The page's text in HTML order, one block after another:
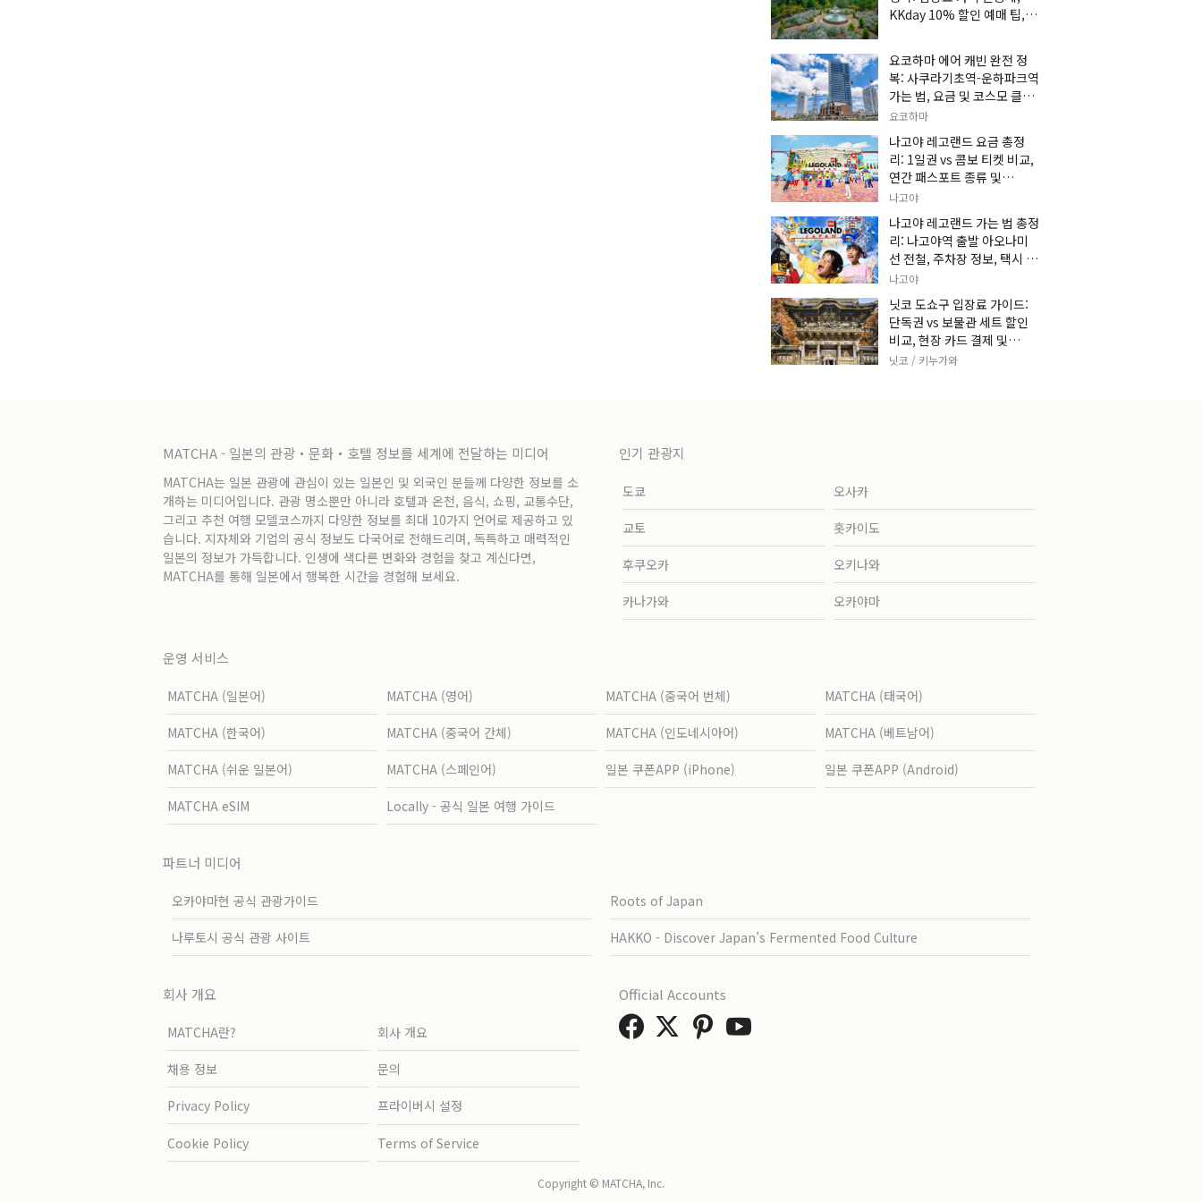
KKday 10% 할인 예매 팁, 쿠
요코하마 에어 캐빈 완전 정
복: 사쿠라기초역-운하파크역
가는 법, 요금 및 코스모 클락
세트권 할인, 추천 관광 코스
총정리
요코하마
나고야 레고랜드 요금 총정
리: 1일권 vs 콤보 티켓 비교,
연간 패스포트 종류 및
KKday 온라인 사전 할인 예
매 팁
나고야
나고야 레고랜드 가는 법 총정
리: 나고야역 출발 아오나미
선 전철, 주차장 정보, 택시 요
금 및 입장권 예약 팁
나고야
닛코 도쇼구 입장료 가이드:
단독권 vs 보물관 세트 할인
비교, 현장 카드 결제 및
KKday 사전 예매 팁
닛코 / 키누가와
MATCHA - 일본의 관광・문화・호텔 정보를 세계에 전달하는 미디어
MATCHA는 일본 관광에 관심이 있는 일본인 및 외국인 분들께 다양한 정보를 소
개하는 미디어입니다. 관광 명소뿐만 아니라 호텔과 온천, 음식, 쇼핑, 교통수단,
그리고 추천 여행 모델코스까지 다양한 정보를 최대 10가지 언어로 제공하고 있
습니다. 지자체와 기업의 공식 정보도 다국어로 전해드리며, 독특하고 매력적인
일본의 정보가 가득합니다. 인생에 색다른 변화와 경험을 찾고 계신다면,
MATCHA를 통해 일본에서 행복한 시간을 경험해 보세요.
인기 관광지
도쿄 오사카
교토 홋카이도
후쿠오카 오키나와
카나가와 오카야마
운영 서비스
MATCHA (일본어) MATCHA (영어) MATCHA (중국어 번체) MATCHA (태국어)
MATCHA (한국어) MATCHA (중국어 간체) MATCHA (인도네시아어) MATCHA (베트남어)
MATCHA (쉬운 일본어) MATCHA (스페인어) 일본 쿠폰APP (iPhone) 일본 쿠폰APP (Android)
MATCHA eSIM Locally - 공식 일본 여행 가이드
파트너 미디어
오카야마현 공식 관광가이드 Roots of Japan
나루토시 공식 관광 사이트 HAKKO - Discover Japan’s Fermented Food Culture
회사 개요
MATCHA란? 회사 개요
채용 정보 문의
Privacy Policy 프라이버시 설정
Cookie Policy Terms of Service
Official Accounts
Copyright © MATCHA, Inc.